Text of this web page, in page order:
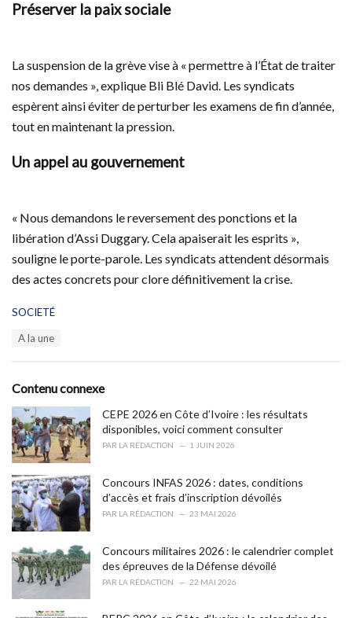
Préserver la paix sociale
La suspension de la grève vise à « permettre à l’État de traiter
nos demandes », explique Bli Blé David. Les syndicats
espèrent ainsi éviter de perturber les examens de fin d’année,
tout en maintenant la pression.
Un appel au gouvernement
« Nous demandons le reversement des ponctions et la
libération d’Assi Duggary. Cela apaiserait les esprits »,
souligne le porte-parole. Les syndicats attendent désormais
des actes concrets pour clore définitivement la crise.
C
o
r
i
e
s
:
SOCIETÉ
:
A la une
Contenu connexe
CEPE 2026 en Côte d’Ivoire : les résultats
disponibles, voici comment consulter
PAR LA RÉDACTION 1 JUIN 2026
Concours INFAS 2026 : dates, conditions
d’accès et frais d’inscription dévoilés
PAR LA RÉDACTION 23 MAI 2026
Concours militaires 2026 : le calendrier complet
des épreuves de la Défense dévoilé
PAR LA RÉDACTION 22 MAI 2026